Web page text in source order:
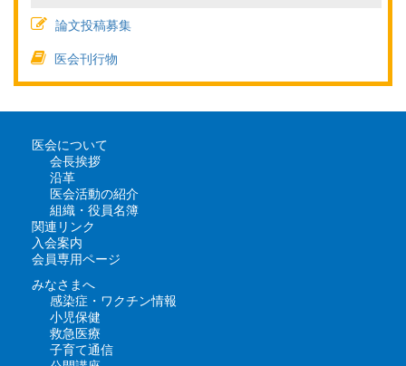
論文投稿募集
医会刊行物
医会について
会長挨拶
沿革
医会活動の紹介
組織・役員名簿
関連リンク
入会案内
会員専用ページ
みなさまへ
感染症・ワクチン情報
小児保健
救急医療
子育て通信